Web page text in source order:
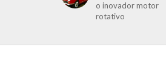
o inovador motor
rotativo